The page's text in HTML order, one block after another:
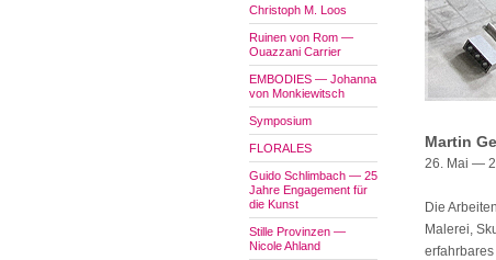
Christoph M. Loos
Ruinen von Rom —
Ouazzani Carrier
EMBODIES — Johanna
von Monkiewitsch
Symposium
FLORALES
Guido Schlimbach — 25
Jahre Engagement für
die Kunst
Stille Provinzen —
Nicole Ahland
Martin
26. Mai —
Die
Malerei,